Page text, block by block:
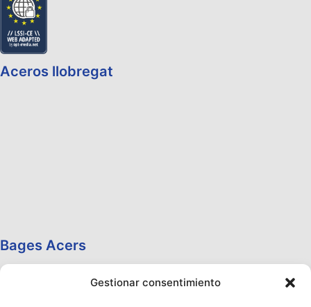
Gestionar consentimiento
Aceros llobregat
Bages Acers